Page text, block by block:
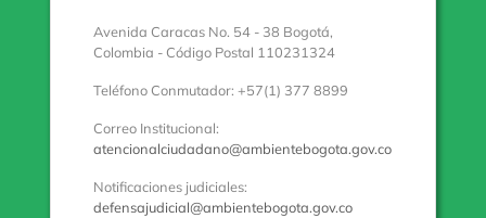
Avenida Caracas No. 54 - 38 Bogotá,
Colombia - Código Postal 110231324
Teléfono Conmutador: +57(1) 377 8899
Correo Institucional:
atencionalciudadano@ambientebogota.gov.co
Notificaciones judiciales:
defensajudicial@ambientebogota.gov.co